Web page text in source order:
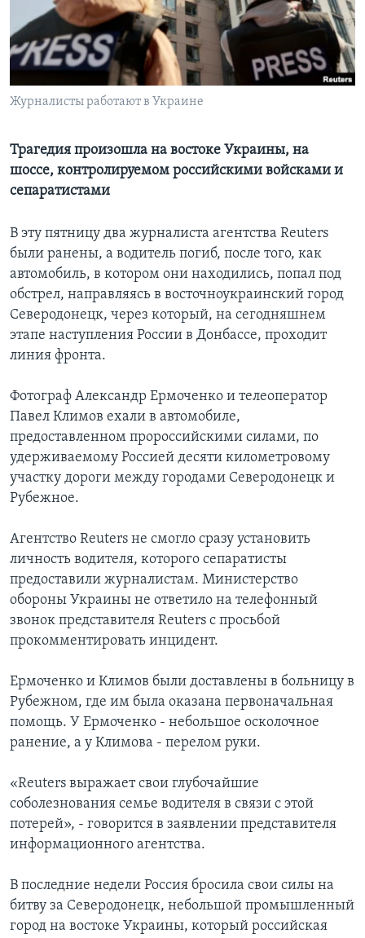
Learning English
СОЦИАЛЬНЫЕ СЕТИ
Языки
Журналисты работают в Украине
Трагедия произошла на востоке Украины, на
шоссе, контролируемом российскими войсками и
сепаратистами
В эту пятницу два журналиста агентства Reuters
были ранены, а водитель погиб, после того, как
автомобиль, в котором они находились, попал под
обстрел, направляясь в восточноукраинский город
Северодонецк, через который, на сегодняшнем
этапе наступления России в Донбассе, проходит
линия фронта.
Фотограф Александр Ермоченко и телеоператор
Павел Климов ехали в автомобиле,
предоставленном пророссийскими силами, по
удерживаемому Россией десяти километровому
участку дороги между городами Северодонецк и
Рубежное.
Агентство Reuters не смогло сразу установить
личность водителя, которого сепаратисты
предоставили журналистам. Министерство
обороны Украины не ответило на телефонный
звонок представителя Reuters с просьбой
прокомментировать инцидент.
Ермоченко и Климов были доставлены в больницу в
Рубежном, где им была оказана первоначальная
помощь. У Ермоченко - небольшое осколочное
ранение, а у Климова - перелом руки.
«Reuters выражает свои глубочайшие
соболезнования семье водителя в связи с этой
потерей», - говорится в заявлении представителя
информационного агентства.
В последние недели Россия бросила свои силы на
битву за Северодонецк, небольшой промышленный
город на востоке Украины, который российская